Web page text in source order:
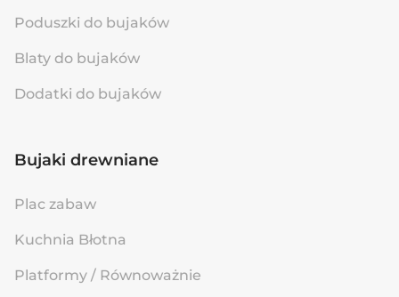
Poduszki do bujaków
Blaty do bujaków
Dodatki do bujaków
Bujaki drewniane
Plac zabaw
Kuchnia Błotna
Platformy / Równoważnie